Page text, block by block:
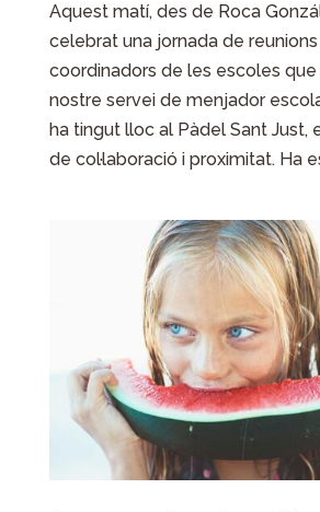
Aquest matí, des de Roca
celebrat una jornada de
coordinadors de les escoles
nostre servei de menjador
ha tingut lloc al Pàdel Sant Just,
de col·laboració i proximitat. Ha